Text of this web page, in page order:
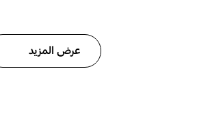
عرض المزيد